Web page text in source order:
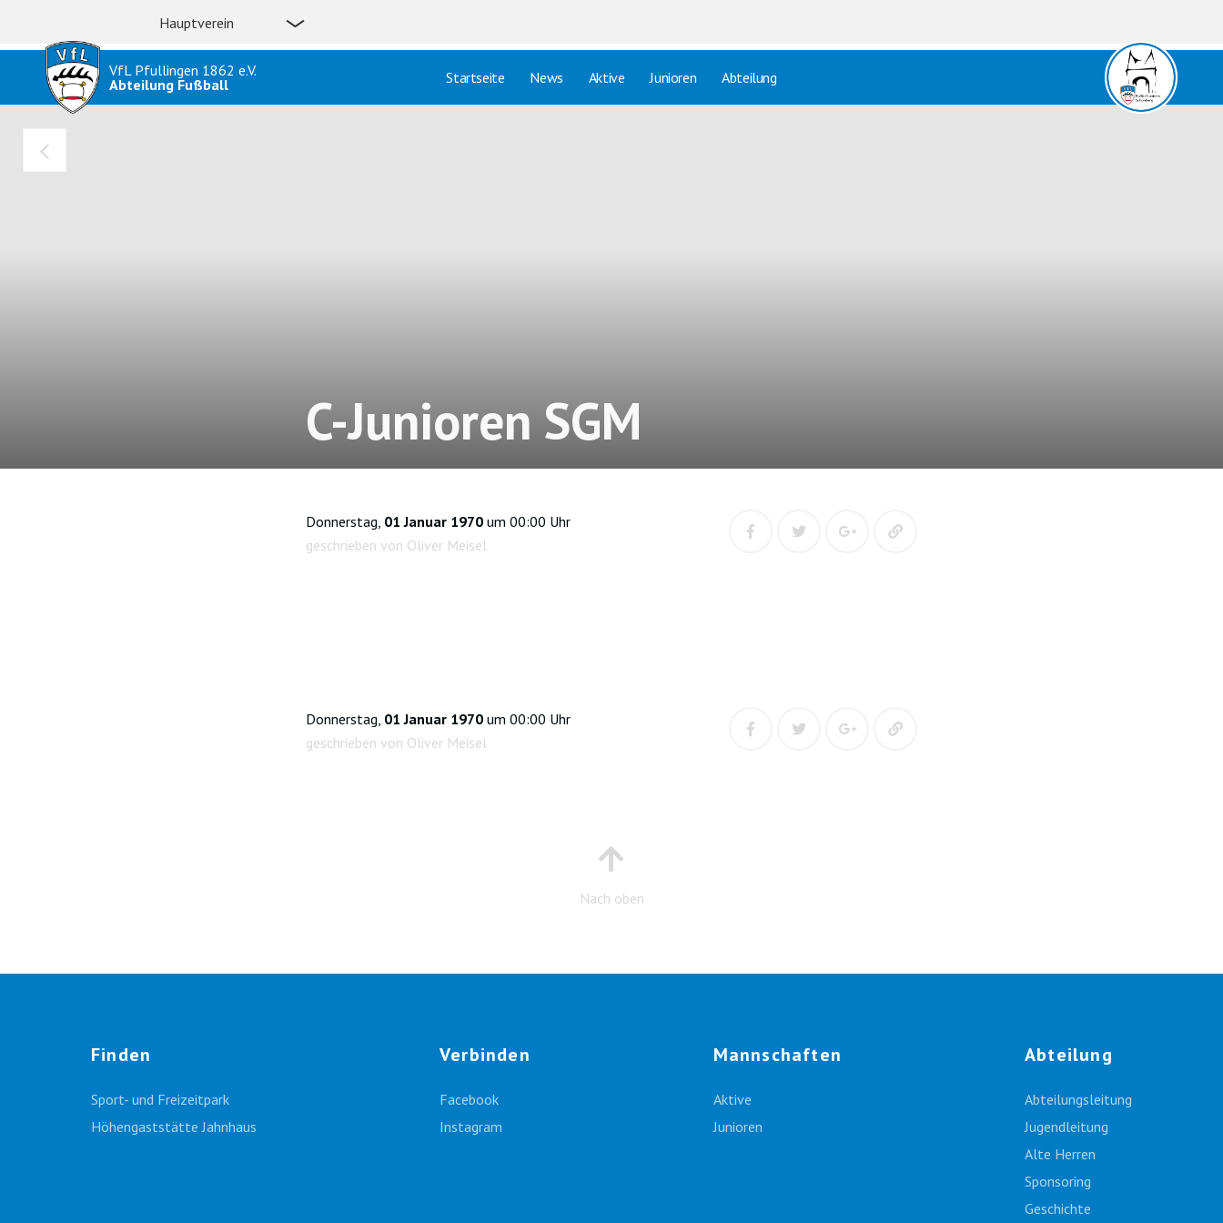
VfL Pfullingen 1862 e.V.
Abteilung Fußball
Hauptverein
Startseite News Aktive Junioren Abteilung
C-Junioren SGM
Donnerstag, 01 Januar 1970 um 00:00 Uhr
geschrieben von Oliver Meisel
Donnerstag, 01 Januar 1970 um 00:00 Uhr
geschrieben von Oliver Meisel
Nach oben
Finden
Sport- und Freizeitpark
Höhengaststätte Jahnhaus
Verbinden
Facebook
Instagram
Mannschaften
Aktive
Junioren
Abteilung
Abteilungsleitung
Jugendleitung
Alte Herren
Sponsoring
Geschichte